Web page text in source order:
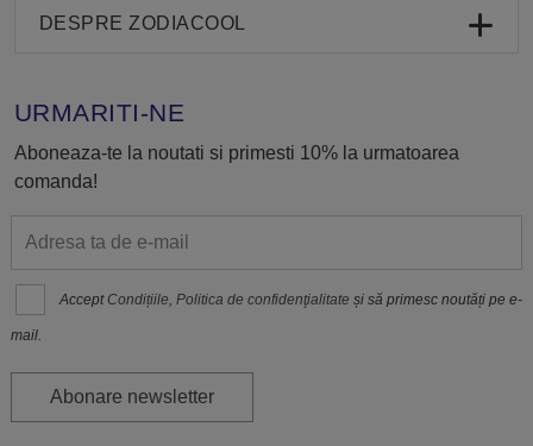
DESPRE ZODIACOOL
URMARITI-NE
Aboneaza-te la noutati si primesti 10% la urmatoarea
comanda!
Accept Condițiile,Politica de confidenţialitate și să primesc noutăți pe e-
mail.
Abonare newsletter